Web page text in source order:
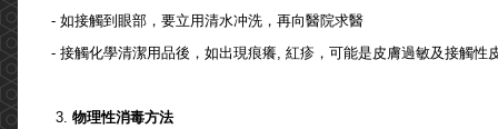
- 如接觸到眼部，要立用清水冲洗，再向醫院求醫
- 接觸化學清潔用品後，如出現痕癢, 紅疹，可能是皮膚過敏及接觸性
3. 物理性消毒方法